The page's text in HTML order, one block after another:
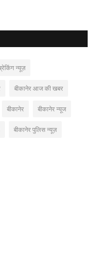
न्यूज़
बीकानेर आज की खबर
बीकानेर बीकानेर न्यूज
बीकानेर पुलिस न्यूज़